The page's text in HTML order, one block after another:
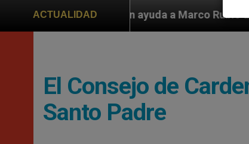
ACTUALIDAD
ayuda a Marco Rubio ante persecución de
El Consejo de
Santo Padre